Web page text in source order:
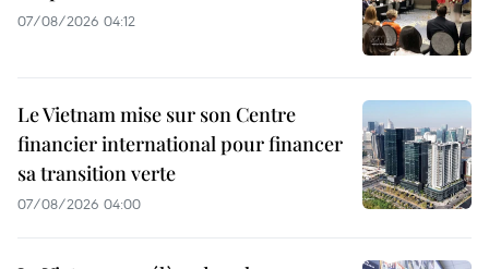
07/08/2026 04:12
Le Vietnam mise sur son Centre
financier international pour financer
sa transition verte
07/08/2026 04:00